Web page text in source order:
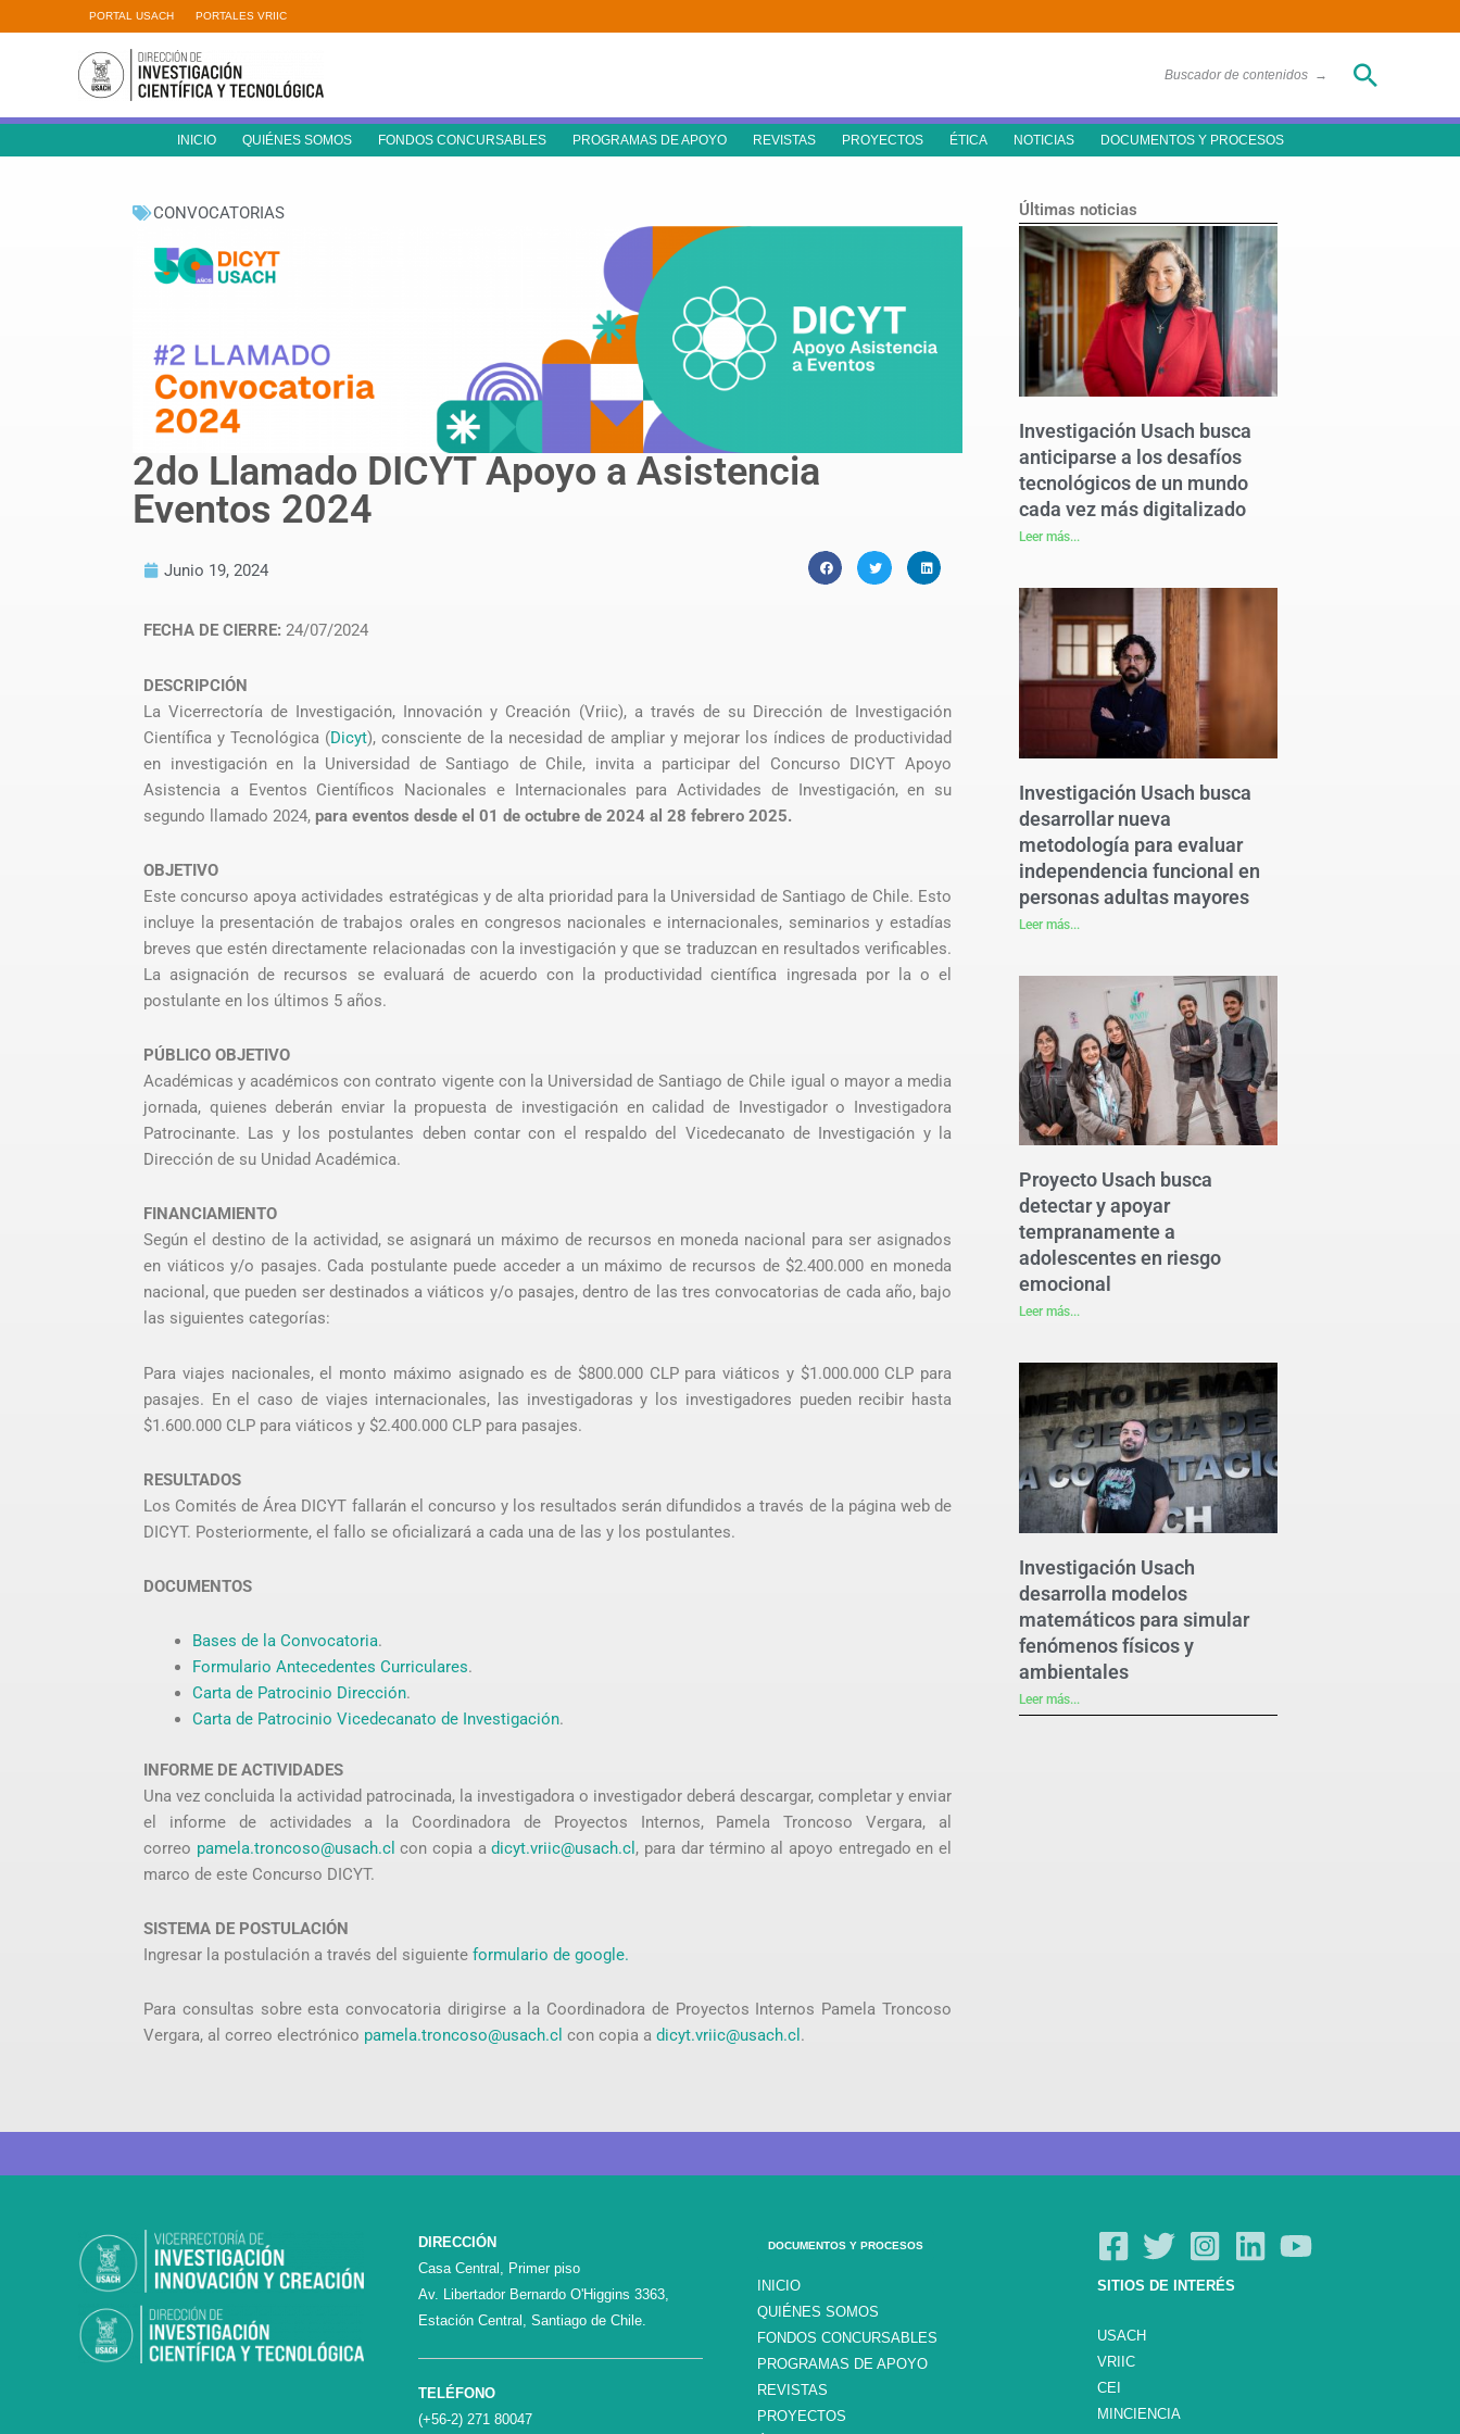
al
PORTAL USACH PORTALES VRIIC
Buscador de contenidos → Buscar
INICIO QUIÉNES SOMOS FONDOS CONCURSABLES PROGRAMAS DE APOYO REVISTAS PROYECTOS ÉTICA NOTICIAS DOCUMENTOS Y PROCESOS
CONVOCATORIAS
2do Llamado DICYT Apoyo a Asistencia
Eventos 2024
Junio 19, 2024
FECHA DE CIERRE: 24/07/2024
DESCRIPCIÓN
La Vicerrectoría de Investigación, Innovación y Creación (Vriic), a través de su Dirección de Investigación
Científica y Tecnológica (Dicyt), consciente de la necesidad de ampliar y mejorar los índices de productividad
en investigación en la Universidad de Santiago de Chile, invita a participar del Concurso DICYT Apoyo
Asistencia a Eventos Científicos Nacionales e Internacionales para Actividades de Investigación, en su
segundo llamado 2024, para eventos desde el 01 de octubre de 2024 al 28 febrero 2025.
OBJETIVO
Este concurso apoya actividades estratégicas y de alta prioridad para la Universidad de Santiago de Chile. Esto
incluye la presentación de trabajos orales en congresos nacionales e internacionales, seminarios y estadías
breves que estén directamente relacionadas con la investigación y que se traduzcan en resultados verificables.
La asignación de recursos se evaluará de acuerdo con la productividad científica ingresada por la o el
postulante en los últimos 5 años.
PÚBLICO OBJETIVO
Académicas y académicos con contrato vigente con la Universidad de Santiago de Chile igual o mayor a media
jornada, quienes deberán enviar la propuesta de investigación en calidad de Investigador o Investigadora
Patrocinante. Las y los postulantes deben contar con el respaldo del Vicedecanato de Investigación y la
Dirección de su Unidad Académica.
FINANCIAMIENTO
Según el destino de la actividad, se asignará un máximo de recursos en moneda nacional para ser asignados
en viáticos y/o pasajes. Cada postulante puede acceder a un máximo de recursos de $2.400.000 en moneda
nacional, que pueden ser destinados a viáticos y/o pasajes, dentro de las tres convocatorias de cada año, bajo
las siguientes categorías:
Para viajes nacionales, el monto máximo asignado es de $800.000 CLP para viáticos y $1.000.000 CLP para
pasajes. En el caso de viajes internacionales, las investigadoras y los investigadores pueden recibir hasta
$1.600.000 CLP para viáticos y $2.400.000 CLP para pasajes.
RESULTADOS
Los Comités de Área DICYT fallarán el concurso y los resultados serán difundidos a través de la página web de
DICYT. Posteriormente, el fallo se oficializará a cada una de las y los postulantes.
DOCUMENTOS
Bases de la Convocatoria.
Formulario Antecedentes Curriculares.
Carta de Patrocinio Dirección.
Carta de Patrocinio Vicedecanato de Investigación.
INFORME DE ACTIVIDADES
Una vez concluida la actividad patrocinada, la investigadora o investigador deberá descargar, completar y enviar
el informe de actividades a la Coordinadora de Proyectos Internos, Pamela Troncoso Vergara, al
correo pamela.troncoso@usach.cl con copia adicyt.vriic@usach.cl , para dar término al apoyo entregado en el
marco de este Concurso DICYT.
SISTEMA DE POSTULACIÓN
Ingresar la postulación a través del siguiente formulario de google.
Para consultas sobre esta convocatoria dirigirse a la Coordinadora de Proyectos Internos Pamela Troncoso
Vergara, al correo electrónico pamela.troncoso@usach.cl con copia a dicyt.vriic@usach.cl .
Últimas noticias
Investigación Usach busca
anticiparse a los desafíos
tecnológicos de un mundo
cada vez más digitalizado
Leer más...
Investigación Usach busca
desarrollar nueva
metodología para evaluar
independencia funcional en
personas adultas mayores
Leer más...
Proyecto Usach busca
detectar y apoyar
tempranamente a
adolescentes en riesgo
emocional
Leer más...
Investigación Usach
desarrolla modelos
matemáticos para simular
fenómenos físicos y
ambientales
Leer más...
DIRECCIÓN
Casa Central, Primer piso
Av. Libertador Bernardo O'Higgins 3363,
Estación Central, Santiago de Chile.
TELÉFONO
(+56-2) 271 80047
DOCUMENTOS Y PROCESOS
INICIO
QUIÉNES SOMOS
FONDOS CONCURSABLES
PROGRAMAS DE APOYO
REVISTAS
PROYECTOS
SITIOS DE INTERÉS
USACH
VRIIC
CEI
MINCIENCIA